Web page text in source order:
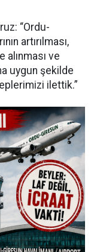
“Ordu-
artırılması,
alınması ve
uygun şekilde
ilettik.”